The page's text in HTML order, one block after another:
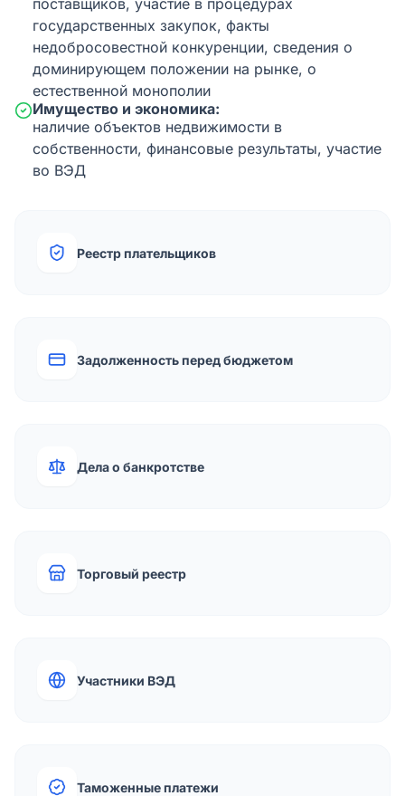
поставщиков, участие в процедурах
государственных закупок, факты
недобросовестной конкуренции, сведения о
доминирующем положении на рынке, о
естественной монополии
Имущество и экономика:
наличие объектов недвижимости в
собственности, финансовые результаты, участие
во ВЭД
Реестр плательщиков
Задолженность перед бюджетом
Дела о банкротстве
Торговый реестр
Участники ВЭД
Таможенные платежи